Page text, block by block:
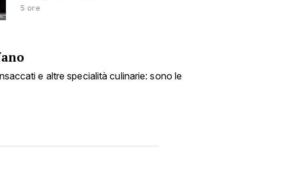
5 ore
e altre specialità culinarie: sono le